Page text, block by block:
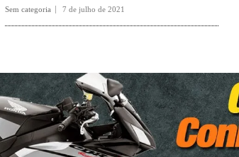
Sem categoria 7 de julho de 2021